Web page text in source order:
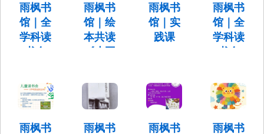
枫书馆·未
来馆（未
来中心B
座）
26日（周
二）
17:30-
18:30
时间：5月
27日（周
三）
17:30-
走，子固
路新品炸
场来袭
雨枫书
馆｜全
学科读
书会
《不可
思议的
旅程》
三部曲
雨枫书
馆｜绘
本共读
《小豆
雨鞋》
时间：
2026年5
月16日 周
六 10:30-
雨枫书
馆｜实
践课
听，等
一等再
说》
时间：5月
雨枫书
馆｜全
学科读
书会
《田野
里的自
然历史
课》
雨枫书
雨枫书
雨枫书
雨枫书